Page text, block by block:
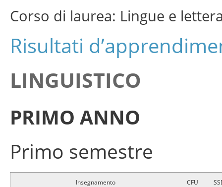
Corso di laurea: Lingue e
Risultati
LINGUISTICO
PRIMO ANNO
Primo semestre
Insegnamento CFU